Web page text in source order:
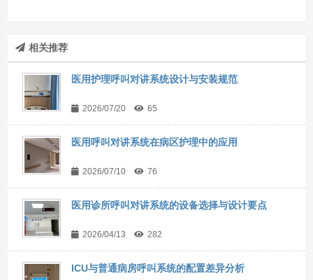
相关推荐
医用护理呼叫对讲系统设计与安装规范
2026/07/20 65
医用呼叫对讲系统在病区护理中的应用
2026/07/10 76
医用诊所呼叫对讲系统的设备选择与设计要点
2026/04/13 282
ICU与普通病房呼叫系统的配置差异分析